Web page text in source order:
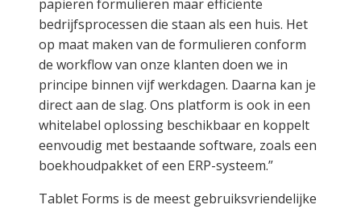
papieren formulieren maar efficiënte
bedrijfsprocessen die staan als een huis. Het
op maat maken van de formulieren conform
de workflow van onze klanten doen we in
principe binnen vijf werkdagen. Daarna kan je
direct aan de slag. Ons platform is ook in een
whitelabel oplossing beschikbaar en koppelt
eenvoudig met bestaande software, zoals een
boekhoudpakket of een ERP-systeem.”
Tablet Forms is de meest gebruiksvriendelijke